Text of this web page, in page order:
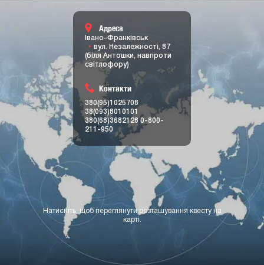
Адреса
Івано-Франківськ
вул. Незалежності, 87
(біля Антошки, навпроти
світлофору)
Контакти
380(95)1025708
38(093)8010101
380(68)3682128 0-800-
211-950
Натисніть, щоб переглянути розташування квесту на
карті.